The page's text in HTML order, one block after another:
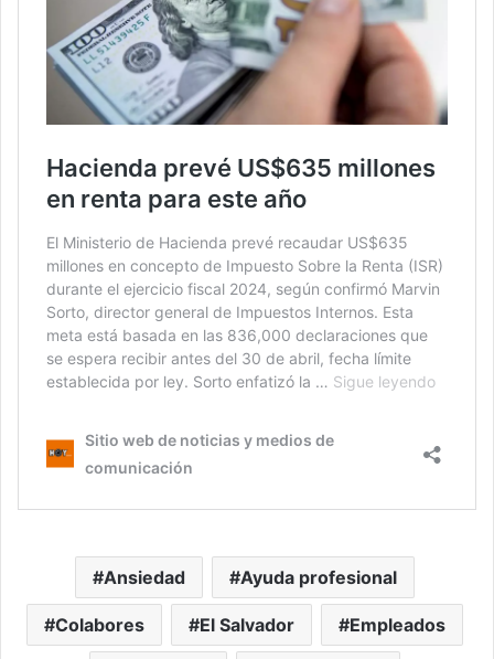
Ansiedad Ayuda profesional
Colabores El Salvador Empleados